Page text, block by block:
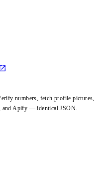
numbers, fetch profile pictures,
and Apify — identical JSON.